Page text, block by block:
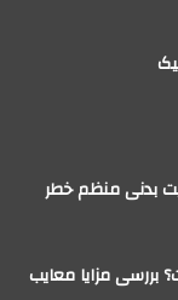
بدنی منظم خطر
مزایا معایب